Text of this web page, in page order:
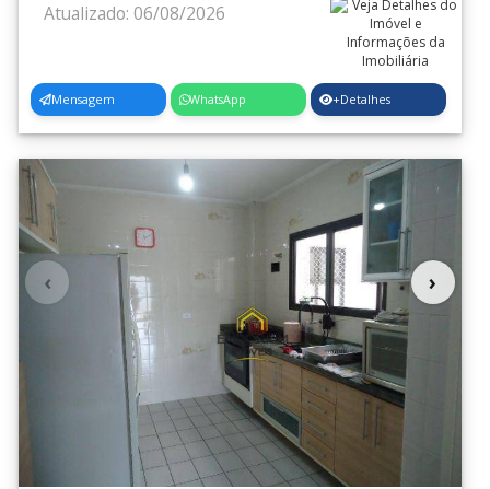
Atualizado: 06/08/2026
Mensagem WhatsApp +Detalhes
‹ ›